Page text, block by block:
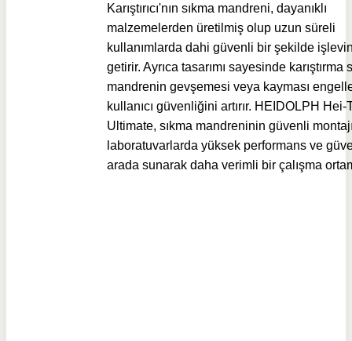
Karıştırıcı'nın sıkma mandreni, dayanıklı
malzemelerden üretilmiş olup uzun süreli
kullanımlarda dahi güvenli bir şekilde
getirir. Ayrıca tasarımı sayesinde karıştırma
mandrenin gevşemesi veya kayması
kullanıcı güvenliğini artırır. HEIDOLPH
Ultimate, sıkma mandreninin güvenli
laboratuvarlarda yüksek performans ve
arada sunarak daha verimli bir çalışma